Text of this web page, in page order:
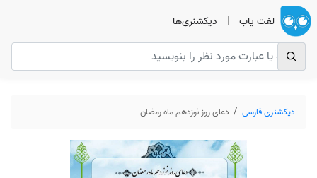
لغت یاب | دیکشنری‌ها
دیکشنری فارسی دعای روز نوزدهم ماه رمضان